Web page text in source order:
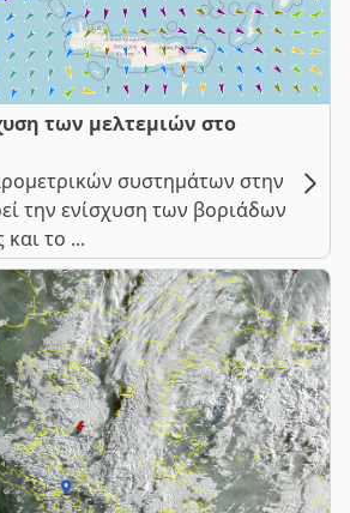
των μελτεμιών στο
συστημάτων στην
την ενίσχυση των βοριάδων
το ...